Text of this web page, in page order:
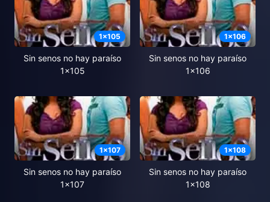
1x105
Sin senos no hay paraíso
1x105
1x106
Sin senos no hay paraíso
1x106
1x107
Sin senos no hay paraíso
1x107
1x108
Sin senos no hay paraíso
1x108